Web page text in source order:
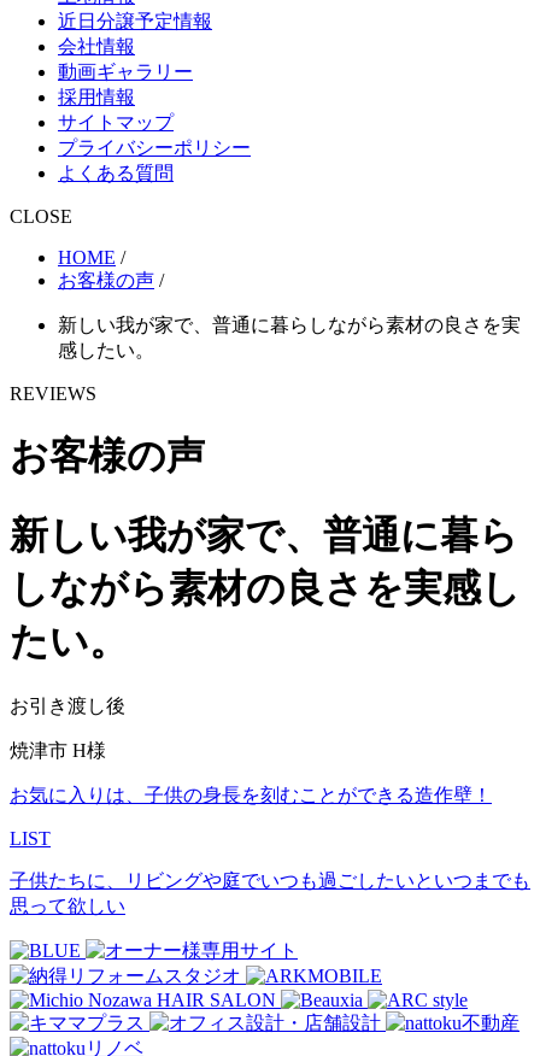
近日分譲予定情報
会社情報
動画ギャラリー
採用情報
サイトマップ
プライバシーポリシー
よくある質問
CLOSE
HOME /
お客様の声 /
新しい我が家で、普通に暮らしながら素材の良さを実
感したい。
REVIEWS
お客様の声
新しい我が家で、普通に暮ら
しながら素材の良さを実感し
たい。
お引き渡し後
焼津市 H様
お気に入りは、子供の身長を刻むことができる造作壁！
LIST
子供たちに、リビングや庭でいつも過ごしたいといつまでも
思って欲しい